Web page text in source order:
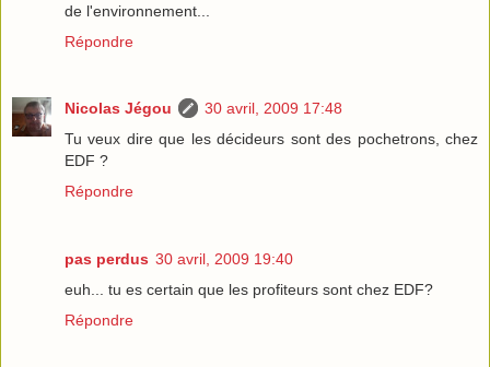
de l'environnement...
Répondre
Nicolas Jégou
30 avril, 2009 17:48
Tu veux dire que les décideurs sont des pochetrons, chez
EDF ?
Répondre
pas perdus 30 avril, 2009 19:40
euh... tu es certain que les profiteurs sont chez EDF?
Répondre